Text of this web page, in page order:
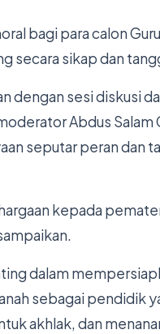
bagi para calon
secara sikap dan
dengan sesi diskusi
Abdus Salam
seputar peran dan
kepada
dalam
sebagai pendidik
akhlak, dan